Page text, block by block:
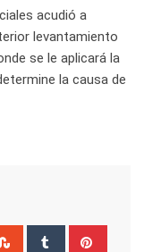
acudió a
levantamiento
se le aplicará la
la causa de
StumbleUpon
Tumblr